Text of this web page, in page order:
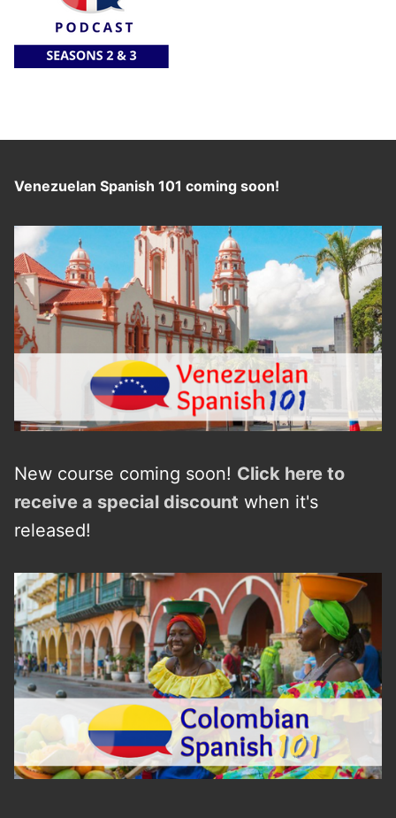
Venezuelan Spanish 101 coming soon!
New course coming soon! Click here to
receive a special discount when it's
released!